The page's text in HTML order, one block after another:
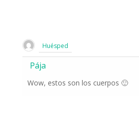
Huésped
Pája
Wow, estos son los cuerpos 🙂